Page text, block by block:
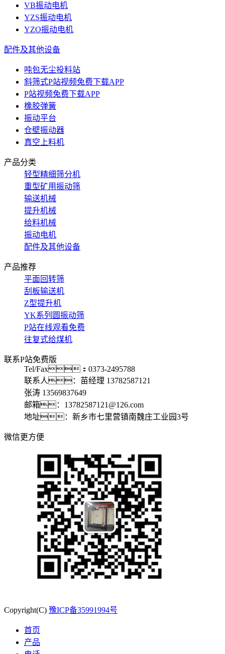
VB振动电机
YZS振动电机
YZO振动电机
配件及其他设备
吨包无尘投料站
斜筛式P站视频免费下载APP
P站视频免费下载APP
橡胶弹簧
振动平台
仓壁振动器
真空上料机
产品分类
轻型精细筛分机
重型矿用振动筛
输送机械
提升机械
给料机械
振动电机
配件及其他设备
产品推荐
平面回转筛
刮板输送机
Z型提升机
YK系列圆振动筛
P站在线观看免费
往复式给煤机
联系P站免费版
Tel/Fax：0373-2495788
联系人：苗经理 13782587121
张涛 13569837649
邮箱：13782587121@126.com
地址：新乡市七里营镇南魏庄工业园3号
微信更方便
Copyright(C) 豫ICP备35991994号
首页
产品